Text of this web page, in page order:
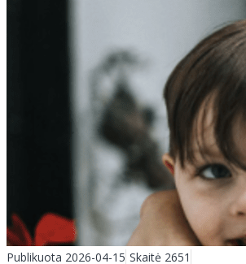
Publikuota 2026-04-15 Skaitė 2651